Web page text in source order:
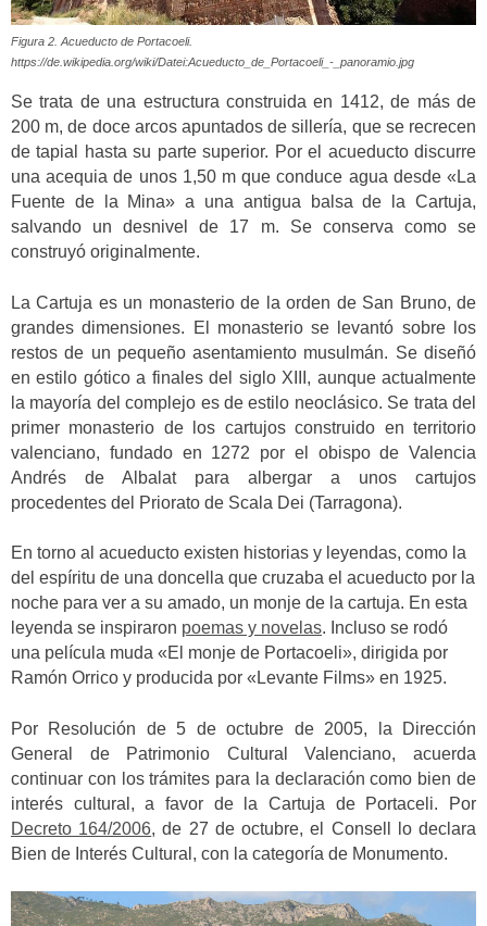
Figura 2. Acueducto de Portacoeli.
https://de.wikipedia.org/wiki/Datei:Acueducto_de_Portacoeli_-_panoramio.jpg
Se trata de una estructura construida en 1412, de más de
200 m, de doce arcos apuntados de sillería, que se recrecen
de tapial hasta su parte superior. Por el acueducto discurre
una acequia de unos 1,50 m que conduce agua desde «La
Fuente de la Mina» a una antigua balsa de la Cartuja,
salvando un desnivel de 17 m. Se conserva como se
construyó originalmente.
La Cartuja es un monasterio de la orden de San Bruno, de
grandes dimensiones. El monasterio se levantó sobre los
restos de un pequeño asentamiento musulmán. Se diseñó
en estilo gótico a finales del siglo XIII, aunque actualmente
la mayoría del complejo es de estilo neoclásico. Se trata del
primer monasterio de los cartujos construido en territorio
valenciano, fundado en 1272 por el obispo de Valencia
Andrés de Albalat para albergar a unos cartujos
procedentes del Priorato de Scala Dei (Tarragona).
En torno al acueducto existen historias y leyendas, como la
del espíritu de una doncella que cruzaba el acueducto por la
noche para ver a su amado, un monje de la cartuja. En esta
leyenda se inspiraron poemas y novelas. Incluso se rodó
una película muda «El monje de Portacoeli», dirigida por
Ramón Orrico y producida por «Levante Films» en 1925.
Por Resolución de 5 de octubre de 2005, la Dirección
General de Patrimonio Cultural Valenciano, acuerda
continuar con los trámites para la declaración como bien de
interés cultural, a favor de la Cartuja de Portaceli. Por
Decreto 164/2006, de 27 de octubre, el Consell lo declara
Bien de Interés Cultural, con la categoría de Monumento.